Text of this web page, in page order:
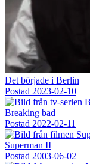
Det började i Berlin
Postad 2023-02-10
Breaking bad
Postad 2022-02-11
Superman II
Postad 2003-06-02